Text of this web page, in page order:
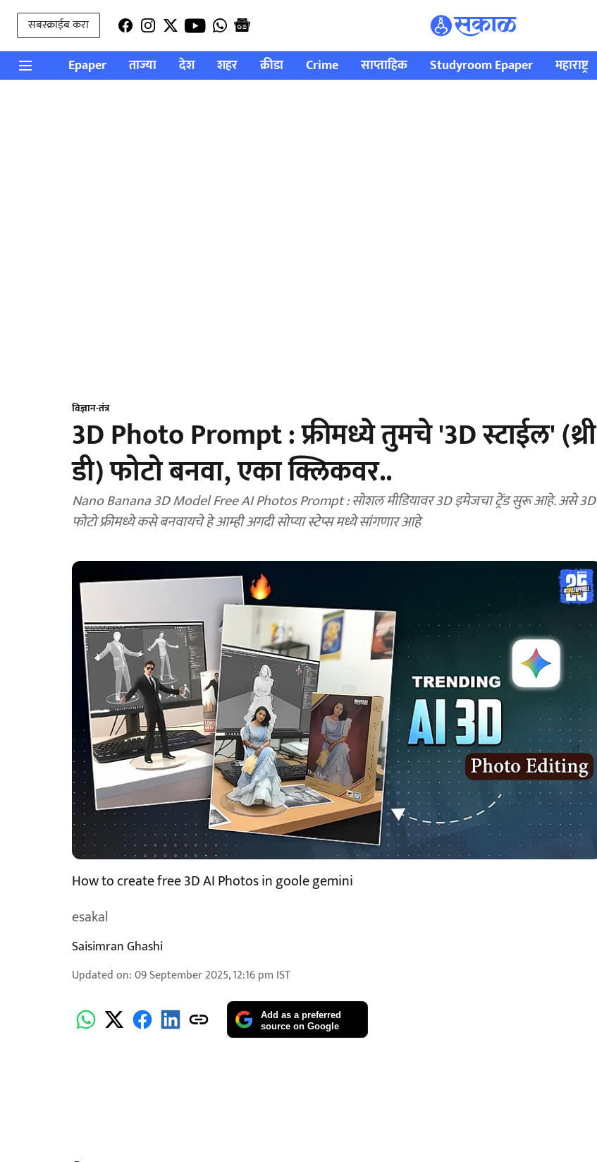
सबस्क्राईब करा
Epaper ताज्या देश शहर क्रीडा Crime साप्ताहिक Studyroom Epaper महाराष्ट्र
विज्ञान-तंत्र
3D Photo Prompt : फ्रीमध्ये तुमचे '3D स्टाईल' (थ्री
डी) फोटो बनवा, एका क्लिकवर..
Nano Banana 3D Model Free AI Photos Prompt : सोशल मीडियावर 3D इमेजचा ट्रेंड सुरू आहे. असे 3D
फोटो फ्रीमध्ये कसे बनवायचे हे आम्ही अगदी सोप्या स्टेप्स मध्ये सांगणार आहे
How to create free 3D AI Photos in goole gemini
esakal
Saisimran Ghashi
Updated on:09 September 2025, 12:16 pm IST
Add as a preferred
source on Google